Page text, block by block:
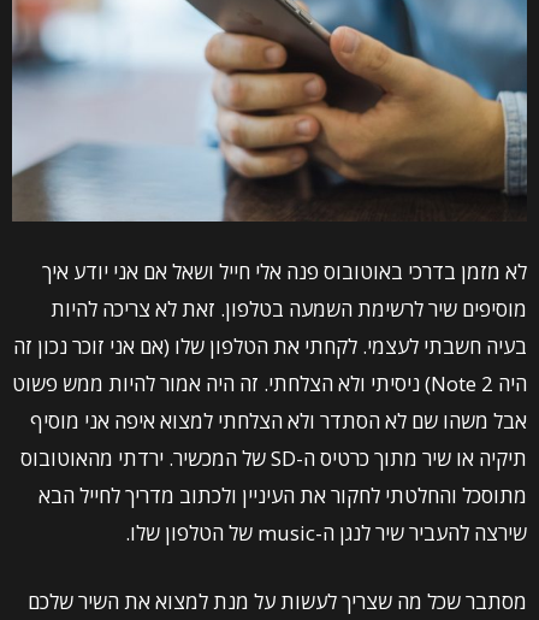
לא מזמן בדרכי באוטובוס פנה אלי חייל ושאל אם אני יודע איך
מוסיפים שיר לרשימת השמעה בטלפון. זאת לא צריכה להיות
בעיה חשבתי לעצמי. לקחתי את הטלפון שלו (אם אני זוכר נכון זה
היה Note 2) ניסיתי ולא הצלחתי. זה היה אמור להיות ממש פשוט
אבל משהו שם לא הסתדר ולא הצלחתי למצוא איפה אני מוסיף
תיקיה או שיר מתוך כרטיס ה-SD של המכשיר. ירדתי מהאוטובוס
מתוסכל והחלטתי לחקור את העיניין ולכתוב מדריך לחייל הבא
שירצה להעביר שיר לנגן ה-music של הטלפון שלו.
מסתבר שכל מה שצריך לעשות על מנת למצוא את השיר שלכם